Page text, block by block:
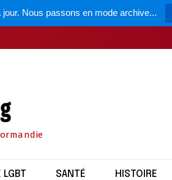
Nous passons en mode archive...
LGBT SANTÉ HISTOIRE